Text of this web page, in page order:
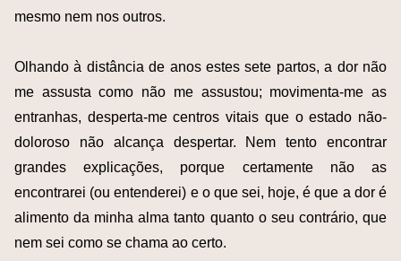
mesmo nem nos outros.
Olhando à distância de anos estes sete partos, a dor não
me assusta como não me assustou; movimenta-me as
entranhas, desperta-me centros vitais que o estado não-
doloroso não alcança despertar. Nem tento encontrar
grandes explicações, porque certamente não as
encontrarei (ou entenderei) e o que sei, hoje, é que a dor é
alimento da minha alma tanto quanto o seu contrário, que
nem sei como se chama ao certo.